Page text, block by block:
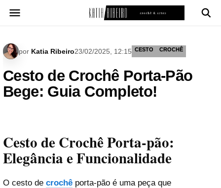
para
por Katia Ribeiro23/02/2025, 12:15 CESTO CROCHÊ
Cesto de Crochê Porta-Pão
Bege: Guia Completo!
Cesto de Crochê Porta-pão:
Elegância e Funcionalidade
O cesto de crochê porta-pão é uma peça que